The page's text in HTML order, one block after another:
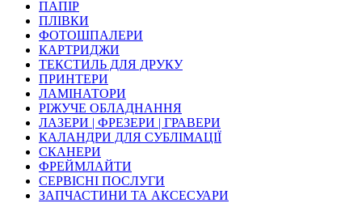
ПАПІР
ПЛІВКИ
ФОТОШПАЛЕРИ
КАРТРИДЖИ
ТЕКСТИЛЬ ДЛЯ ДРУКУ
ПРИНТЕРИ
ЛАМІНАТОРИ
РІЖУЧЕ ОБЛАДНАННЯ
ЛАЗЕРИ | ФРЕЗЕРИ | ГРАВЕРИ
КАЛАНДРИ ДЛЯ СУБЛІМАЦІЇ
СКАНЕРИ
ФРЕЙМЛАЙТИ
СЕРВІСНІ ПОСЛУГИ
ЗАПЧАСТИНИ ТА АКСЕСУАРИ